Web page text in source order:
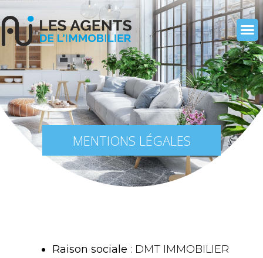
MENTIONS LÉGALES
Raison sociale : DMT IMMOBILIER